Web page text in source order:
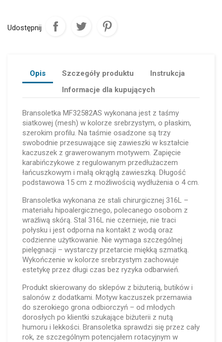
Udostępnij
Opis Szczegóły produktu
Instrukcja
Informacje dla kupujących
Bransoletka MF32582AS wykonana jest z taśmy
siatkowej (mesh) w kolorze srebrzystym, o płaskim,
szerokim profilu. Na taśmie osadzone są trzy
swobodnie przesuwające się zawieszki w kształcie
kaczuszek z grawerowanym motywem. Zapięcie
karabińczykowe z regulowanym przedłużaczem
łańcuszkowym i małą okrągłą zawieszką. Długość
podstawowa 15 cm z możliwością wydłużenia o 4 cm.
Bransoletka wykonana ze stali chirurgicznej 316L –
materiału hipoalergicznego, polecanego osobom z
wrażliwą skórą. Stal 316L nie czernieje, nie traci
połysku i jest odporna na kontakt z wodą oraz
codzienne użytkowanie. Nie wymaga szczególnej
pielęgnacji – wystarczy przetarcie miękką szmatką.
Wykończenie w kolorze srebrzystym zachowuje
estetykę przez długi czas bez ryzyka odbarwień.
Produkt skierowany do sklepów z biżuterią, butików i
salonów z dodatkami. Motyw kaczuszek przemawia
do szerokiego grona odbiorczyń – od młodych
dorosłych po klientki szukające biżuterii z nutą
humoru i lekkości. Bransoletka sprawdzi się przez cały
rok, ze szczególnym potencjałem rotacyjnym w